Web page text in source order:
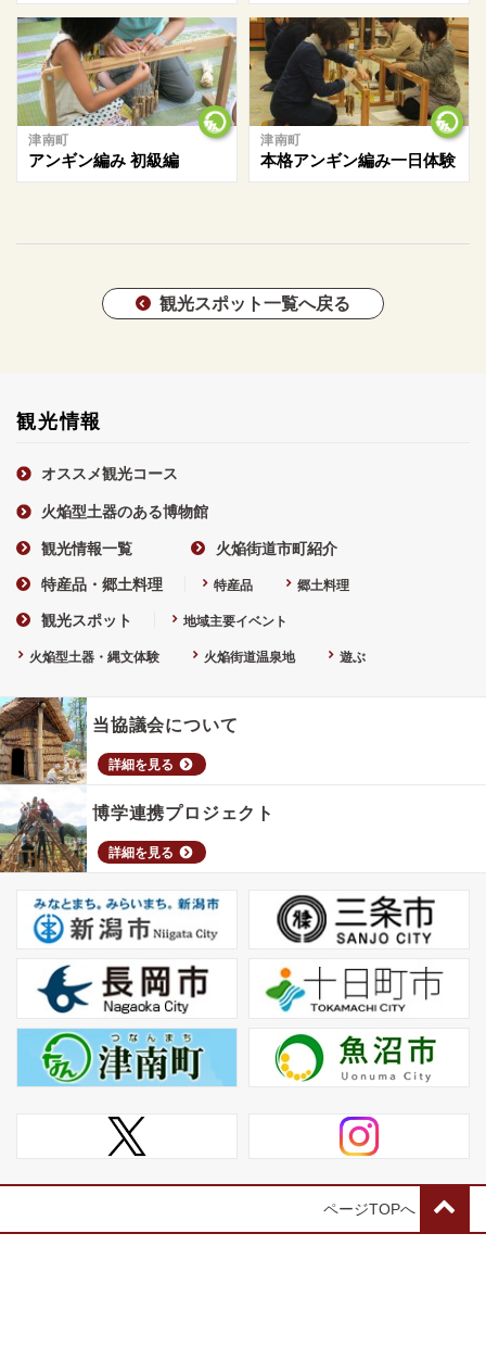
津南町
アンギン編み 初級編
津南町
本格アンギン編み一日体験
観光スポット一覧へ戻る
観光情報
オススメ観光コース
火焔型土器のある博物館
観光情報一覧 火焔街道市町紹介
特産品・郷土料理 特産品 郷土料理
観光スポット 地域主要イベント
火焔型土器・縄文体験 火焔街道温泉地 遊ぶ
当協議会について
詳細を見る
博学連携プロジェクト
詳細を見る
ページTOPへ